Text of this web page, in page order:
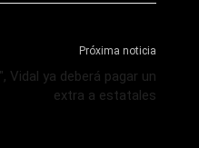
Próxima noticia
Vidal ya deberá pagar un
extra a estatales